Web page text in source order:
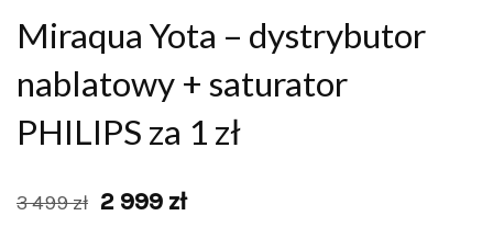
Miraqua Yota – dystrybutor
nablatowy + saturator
PHILIPS za 1 zł
3 499zł 2 999 zł